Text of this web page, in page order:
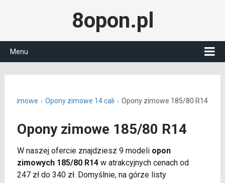
8opon.pl
Menu
zimowe Opony zimowe 14 cali Opony zimowe 185/80 R14
Opony zimowe 185/80 R14
W naszej ofercie znajdziesz 9 modeli opon
zimowych 185/80 R14w atrakcyjnych cenach od
247 zł do 340 zł. Domyślnie, na górze listy